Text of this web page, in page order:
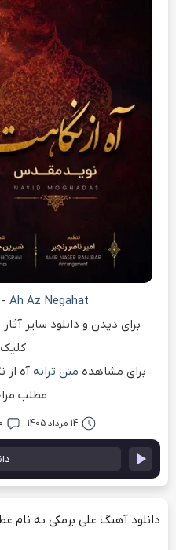
- Ah Az Negahat
برای دیدن و دانلود سایر
برای مشاهده متن ترانه آه از
مطلب
14 مرداد 1405 ۰
دانلود آهنگ علی برمکی به نام